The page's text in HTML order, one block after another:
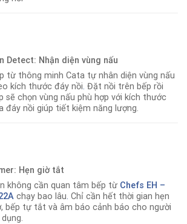
Detect: Nhận diện vùng nấu
từ thông minh Cata tự nhân diện vùng nấu
kích thước đáy nồi. Đặt nồi trên bếp rồi
sẽ chọn vùng nấu phù hợp với kích thước
đáy nồi giúp tiết kiệm năng lượng.
Hẹn giờ tắt
không cần quan tâm bếp từ Chefs EH –
chạy bao lâu. Chỉ cần hết thời gian hẹn
bếp tự tắt và âm báo cảnh báo cho người